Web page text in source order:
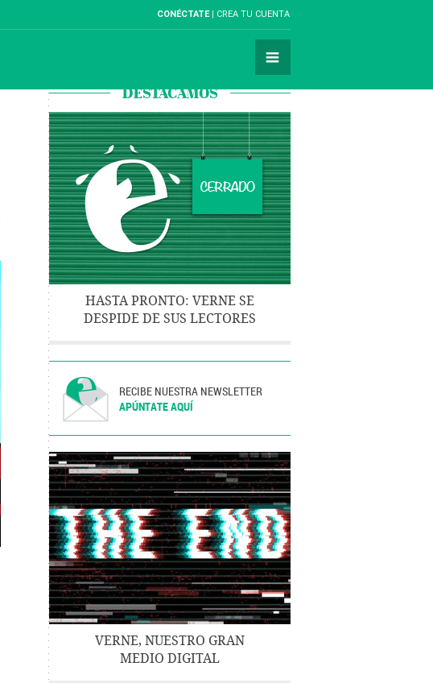
CONÉCTATE CREA TU CUENTA
DESTACAMOS
HASTA PRONTO: VERNE SE
DESPIDE DE SUS LECTORES
RECIBE NUESTRA NEWSLETTER
APÚNTATE AQUÍ
VERNE, NUESTRO GRAN
MEDIO DIGITAL